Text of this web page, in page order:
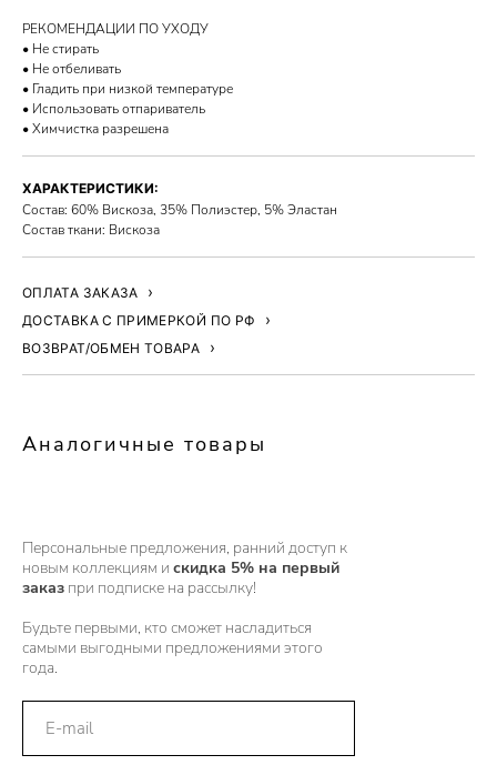
РЕКОМЕНДАЦИИ ПО УХОДУ
• Не стирать
• Не отбеливать
• Гладить при низкой температуре
• Использовать отпариватель
• Химчистка разрешена
ХАРАКТЕРИСТИКИ:
Состав: 60% Вискоза, 35% Полиэстер, 5% Эластан
Состав ткани: Вискоза
ОПЛАТА ЗАКАЗА
ДОСТАВКА С ПРИМЕРКОЙ ПО РФ
ВОЗВРАТ/ОБМЕН ТОВАРА
Аналогичные товары
Персональные предложения, ранний доступ к
новым коллекциям и скидка 5% на первый
заказ при подписке на рассылку!
Будьте первыми, кто сможет насладиться
самыми выгодными предложениями этого
года.